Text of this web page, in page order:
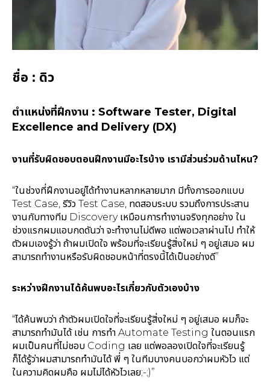
ชื่อ : ดิว
ตำแหน่งที่ฝึกงาน : Software Tester, Digital
Excellence and Delivery (DX)
งานที่รับผิดชอบตอนฝึกงานมีอะไรบ้าง เรามีส่วนร่วมด้านไหน?
“ในช่วงที่ฝึกงานอยู่ได้ทำงานหลากหลายมาก มีทั้งการออกแบบ
Test Case, รีวิว Test Case, ทดสอบระบบ รวมถึงการประสาน
งานกับทางทีม Discovery เหมือนการทำงานจริงทุกอย่าง ใน
ช่วงแรกผมแอบกดดันว่า จะทำงานไม่ดีพอ แต่พอเวลาผ่านไป ทำให้
ตัวผมเองรู้ว่า ถ้าผมเปิดใจ พร้อมที่จะเรียนรู้สิ่งใหม่ ๆ อยู่เสมอ ผม
สามารถทำงานหรือรับผิดชอบหน้าที่ตรงนี้ได้เป็นอย่างดี”
ระหว่างฝึกงานได้ค้นพบอะไรเกี่ยวกับตัวเองบ้าง
“ได้ค้นพบว่า ถ้าตัวผมเปิดใจที่จะเรียนรู้สิ่งใหม่ ๆ อยู่เสมอ ผมก็จะ
สามารถทำมันได้ เช่น การทำ Automate Testing ในตอนแรก
ผมเป็นคนที่ไม่ชอบ Coding เลย แต่พอลองเปิดใจที่จะเรียนรู้
ก็ได้รู้ว่าผมสามารถทำมันได้ พี่ ๆ ในทีมบางคนบอกว่าผมหัวไว แต่
ในความคิดผมคือ ผมไม่ได้หัวไวเลย;-;)”